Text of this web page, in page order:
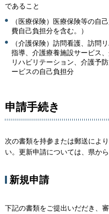
であること
（医療保険）医療保険等の自
費自己負担分を含む。）
（介護保険）訪問看護、訪問
指導、介護療養施設サービス
リハビリテーション、介護予
ービスの自己負担分
申請手続き
次の書類を持参または郵送によ
い。更新申請については、県か
新規申請
下記の書類をご提出いだだき、